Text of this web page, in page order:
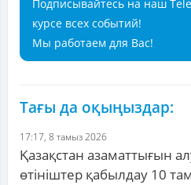
Подписывайтесь на наш
курсе всех событий!
Мы работаем для Вас!
Тағы да оқыңыздар:
17:17, 8 тамыз 2026
Қазақстан азаматтығын
өтініштер қабылдау 10